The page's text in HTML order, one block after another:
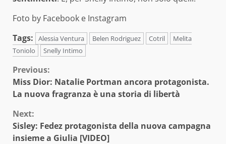
Foto by Facebook e Instagram
Tags:
Alessia Ventura Belen Rodriguez Cotril
Melita
Toniolo
Snelly Intimo
Continue
Reading
Previous:
Miss Dior: Natalie Portman ancora protagonista.
La nuova fragranza è una storia di libertà
Next:
Sisley: Fedez protagonista della nuova campagna
insieme a Giulia [VIDEO]